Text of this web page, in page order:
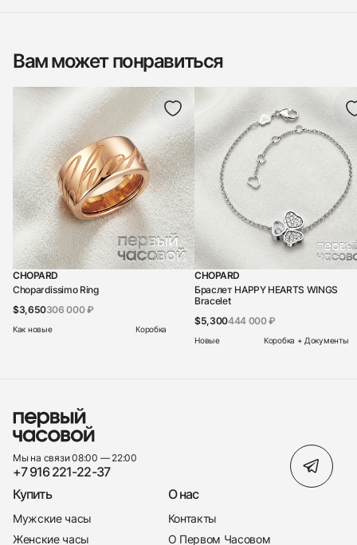
Вам может понравиться
CHOPARD
Chopardissimo Ring
$3,650306 000 ₽
Как новые Коробка
CHOPARD
Браслет HAPPY HEARTS WINGS
Bracelet
$5,300444 000 ₽
Новые Коробка + Документы
Мы на связи 08:00 — 22:00
+7 916 221-22-37
Купить
Мужские часы
Женские часы
О нас
Контакты
О Первом Часовом